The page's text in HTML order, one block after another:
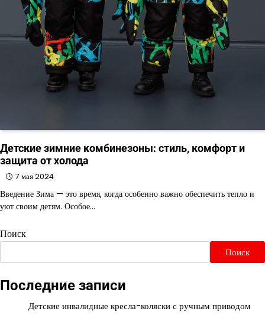
Детские зимние комбинезоны: стиль, комфорт и
защита от холода
7 мая 2024
Введение Зима — это время, когда особенно важно обеспечить тепло и
уют своим детям. Особое…
Поиск
Поиск
Последние записи
Детские инвалидные кресла-коляски с ручным приводом